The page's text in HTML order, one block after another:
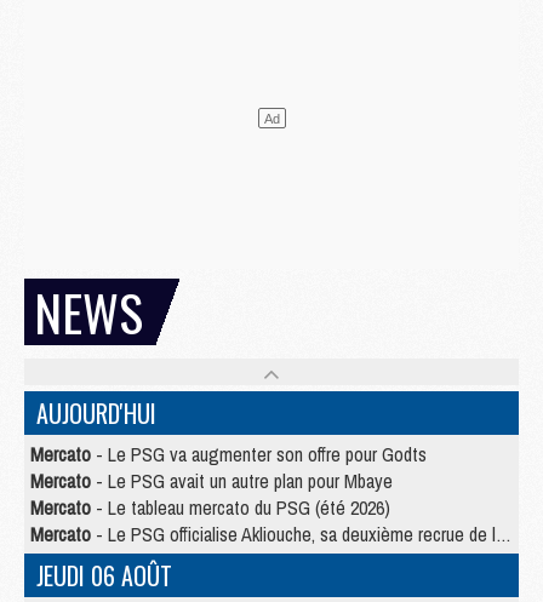
NEWS
AUJOURD'HUI
Mercato - Le PSG va augmenter son offre pour Godts
Mercato - Le PSG avait un autre plan pour Mbaye
Mercato - Le tableau mercato du PSG (été 2026)
Mercato - Le PSG officialise Akliouche, sa deuxième recrue de l’été
JEUDI 06 AOÛT